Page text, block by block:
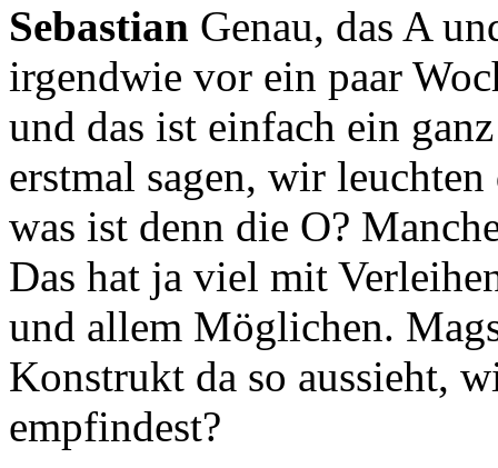
Sebastian Genau, das A
irgendwie vor ein paar
und das ist einfach ein
erstmal sagen, wir leuchten
was ist denn die O?
Das hat ja viel mit
und allem Möglichen.
Konstrukt da so aussieht,
empfindest?